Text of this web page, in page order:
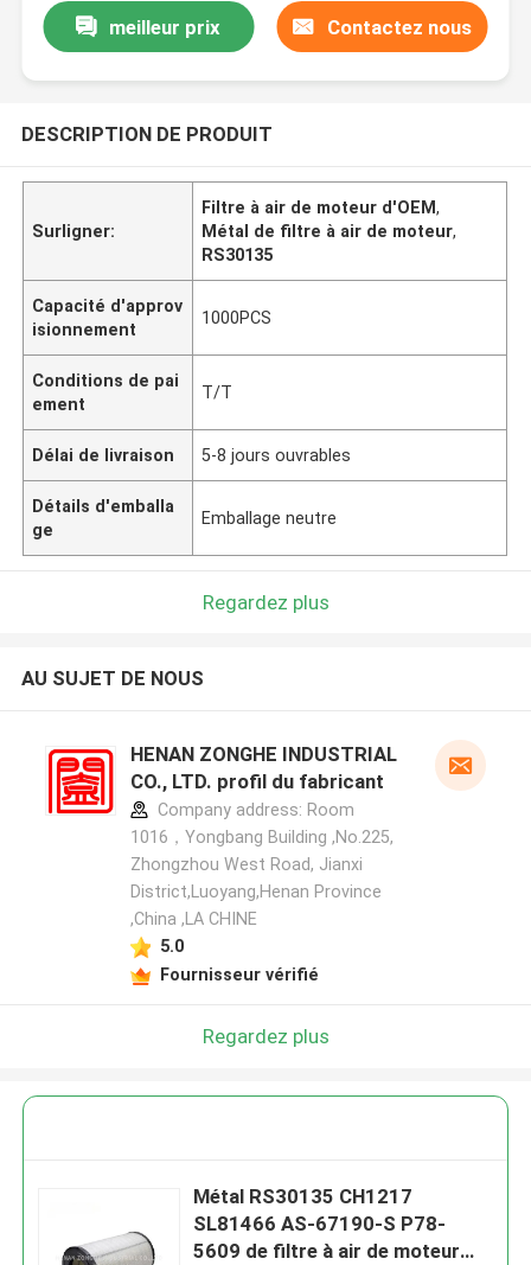
meilleur prix Contactez nous
DESCRIPTION DE PRODUIT
Surligner:
Filtre à air de moteur d'OEM,
Métal de filtre à air de moteur,
RS30135
Capacité d'approv
isionnement
1000PCS
Conditions de pai
ement
T/T
Délai de livraison 5-8 jours ouvrables
Détails d'emballa
ge
Emballage neutre
Regardez plus
AU SUJET DE NOUS
HENAN ZONGHE INDUSTRIAL
CO., LTD. profil du fabricant
Company address: Room
1016，Yongbang Building ,No.225,
Zhongzhou West Road, Jianxi
District,Luoyang,Henan Province
,China ,LA CHINE
5.0
Fournisseur vérifié
Regardez plus
Métal RS30135 CH1217
SL81466 AS-67190-S P78-
5609 de filtre à air de moteur